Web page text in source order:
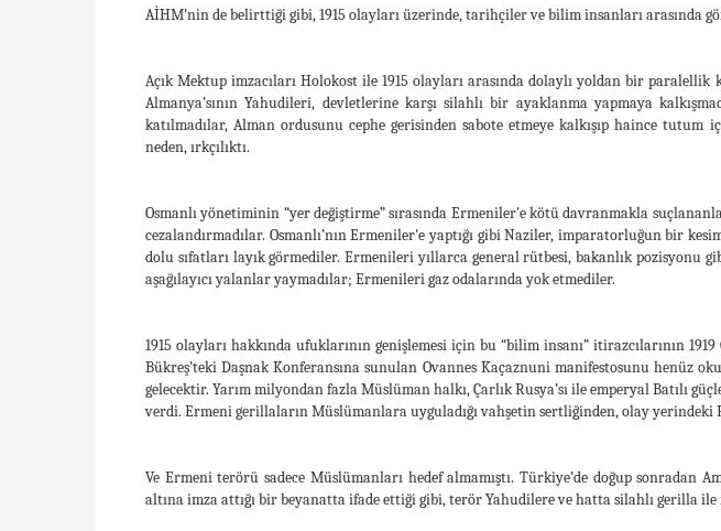
AİHM’nin de belirttiği gibi, 1915 olayları üzerinde, tarihçiler ve bilim insanları arasında
Açık Mektup imzacıları Holokost ile 1915 olayları arasında dolaylı yoldan bir
Almanya’sının Yahudileri, devletlerine karşı silahlı bir ayaklanma yapmaya
katılmadılar, Alman ordusunu cephe gerisinden sabote etmeye kalkışıp haince
neden, ırkçılıktı.
Osmanlı yönetiminin “yer değiştirme” sırasında Ermeniler'e kötü davranmakla
cezalandırmadılar. Osmanlı’nın Ermeniler'e yaptığı gibi Naziler, imparatorluğun bir
dolu sıfatları layık görmediler. Ermenileri yıllarca general rütbesi, bakanlık pozisyonu
aşağılayıcı yalanlar yaymadılar; Ermenileri gaz odalarında yok etmediler.
1915 olayları hakkında ufuklarının genişlemesi için bu “bilim insanı” itirazcılarının
Bükreş’teki Daşnak Konferansına sunulan Ovannes Kaçaznuni manifestosunu henüz
gelecektir. Yarım milyondan fazla Müslüman halkı, Çarlık Rusya’sı ile emperyal Batılı
verdi. Ermeni gerillaların Müslümanlara uyguladığı vahşetin sertliğinden, olay yerindeki
Ve Ermeni terörü sadece Müslümanları hedef almamıştı. Türkiye’de doğup sonradan
altına imza attığı bir beyanatta ifade ettiği gibi, terör Yahudilere ve hatta silahlı gerilla